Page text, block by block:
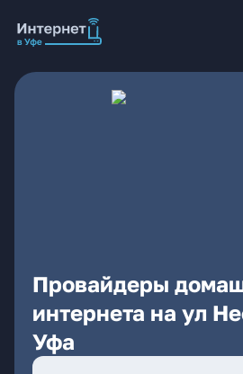
Провайдеры
интернета на ул
Уфа